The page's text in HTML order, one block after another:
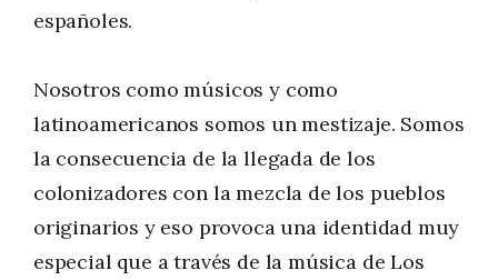
españoles.
Nosotros como músicos y como
latinoamericanos somos un mestizaje. Somos
la consecuencia de la llegada de los
colonizadores con la mezcla de los pueblos
originarios y eso provoca una identidad muy
especial que a través de la música de Los